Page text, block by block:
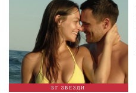
БГ ЗВЕЗДИ